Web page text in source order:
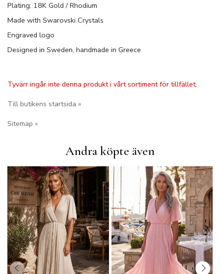
Plating: 18K Gold / Rhodium
Made with Swarovski Crystals
Engraved logo
Designed in Sweden, handmade in Greece
Tyvärr ingår inte denna produkt i vårt sortiment för tillfället.
Till butikens startsida »
Sitemap »
Andra köpte även